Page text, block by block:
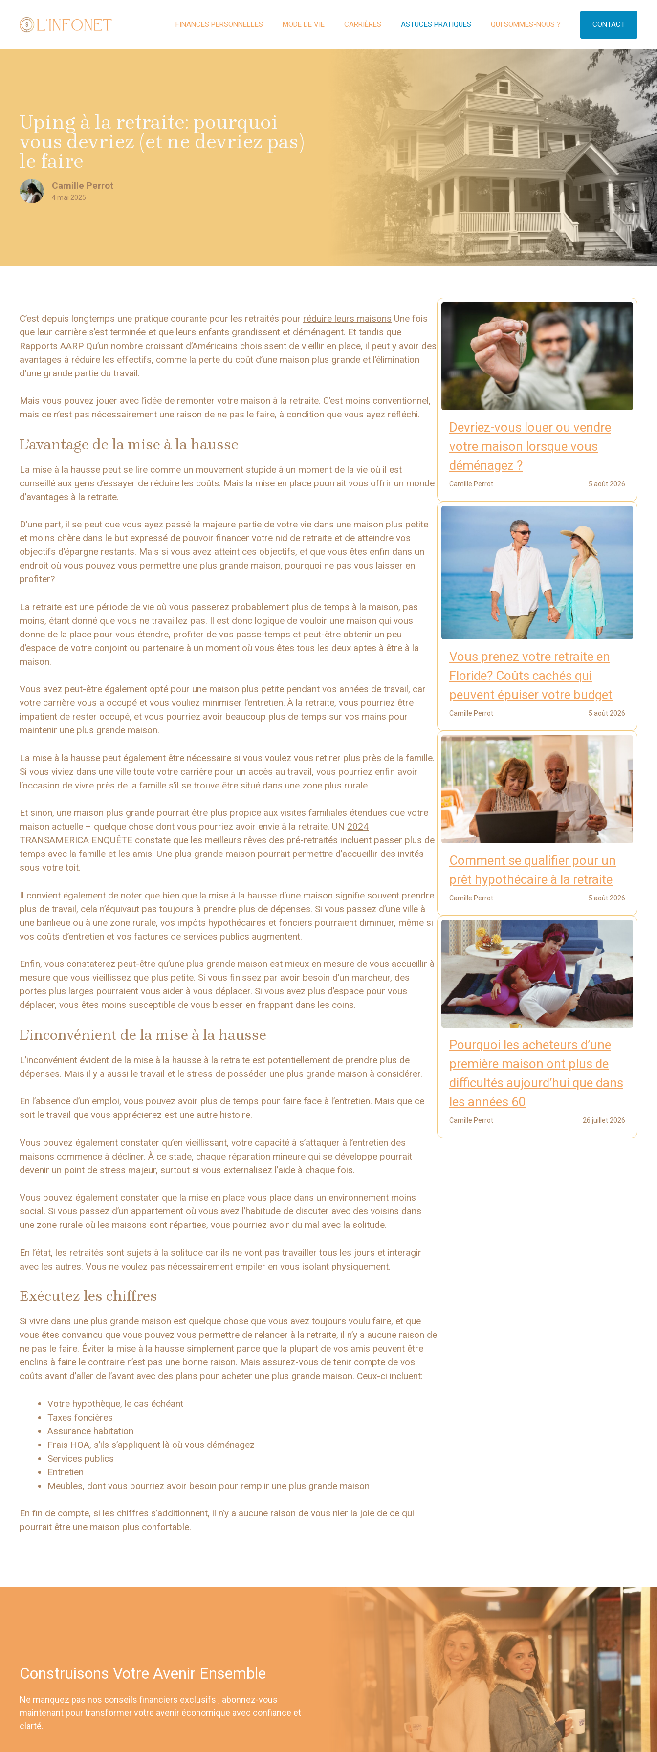
contenu
FINANCES PERSONNELLES MODE DE VIE CARRIÈRES ASTUCES PRATIQUES QUI SOMMES-NOUS ? CONTACT
Uping à la retraite: pourquoi
vous devriez (et ne devriez pas)
le faire
Camille Perrot
4 mai 2025
C’est depuis longtemps une pratique courante pour les retraités pour réduire leurs maisons Une fois
que leur carrière s’est terminée et que leurs enfants grandissent et déménagent. Et tandis que
Rapports AARP Qu’un nombre croissant d’Américains choisissent de vieillir en place, il peut y avoir des
avantages à réduire les effectifs, comme la perte du coût d’une maison plus grande et l’élimination
d’une grande partie du travail.
Mais vous pouvez jouer avec l’idée de remonter votre maison à la retraite. C’est moins conventionnel,
mais ce n’est pas nécessairement une raison de ne pas le faire, à condition que vous ayez réfléchi.
L’avantage de la mise à la hausse
La mise à la hausse peut se lire comme un mouvement stupide à un moment de la vie où il est
conseillé aux gens d’essayer de réduire les coûts. Mais la mise en place pourrait vous offrir un monde
d’avantages à la retraite.
D’une part, il se peut que vous ayez passé la majeure partie de votre vie dans une maison plus petite
et moins chère dans le but expressé de pouvoir financer votre nid de retraite et de atteindre vos
objectifs d’épargne restants. Mais si vous avez atteint ces objectifs, et que vous êtes enfin dans un
endroit où vous pouvez vous permettre une plus grande maison, pourquoi ne pas vous laisser en
profiter?
La retraite est une période de vie où vous passerez probablement plus de temps à la maison, pas
moins, étant donné que vous ne travaillez pas. Il est donc logique de vouloir une maison qui vous
donne de la place pour vous étendre, profiter de vos passe-temps et peut-être obtenir un peu
d’espace de votre conjoint ou partenaire à un moment où vous êtes tous les deux aptes à être à la
maison.
Vous avez peut-être également opté pour une maison plus petite pendant vos années de travail, car
votre carrière vous a occupé et vous vouliez minimiser l’entretien. À la retraite, vous pourriez être
impatient de rester occupé, et vous pourriez avoir beaucoup plus de temps sur vos mains pour
maintenir une plus grande maison.
La mise à la hausse peut également être nécessaire si vous voulez vous retirer plus près de la famille.
Si vous viviez dans une ville toute votre carrière pour un accès au travail, vous pourriez enfin avoir
l’occasion de vivre près de la famille s’il se trouve être situé dans une zone plus rurale.
Et sinon, une maison plus grande pourrait être plus propice aux visites familiales étendues que votre
maison actuelle – quelque chose dont vous pourriez avoir envie à la retraite. UN 2024
TRANSAMERICA ENQUÊTE constate que les meilleurs rêves des pré-retraités incluent passer plus de
temps avec la famille et les amis. Une plus grande maison pourrait permettre d’accueillir des invités
sous votre toit.
Il convient également de noter que bien que la mise à la hausse d’une maison signifie souvent prendre
plus de travail, cela n’équivaut pas toujours à prendre plus de dépenses. Si vous passez d’une ville à
une banlieue ou à une zone rurale, vos impôts hypothécaires et fonciers pourraient diminuer, même si
vos coûts d’entretien et vos factures de services publics augmentent.
Enfin, vous constaterez peut-être qu’une plus grande maison est mieux en mesure de vous accueillir à
mesure que vous vieillissez que plus petite. Si vous finissez par avoir besoin d’un marcheur, des
portes plus larges pourraient vous aider à vous déplacer. Si vous avez plus d’espace pour vous
déplacer, vous êtes moins susceptible de vous blesser en frappant dans les coins.
L’inconvénient de la mise à la hausse
L’inconvénient évident de la mise à la hausse à la retraite est potentiellement de prendre plus de
dépenses. Mais il y a aussi le travail et le stress de posséder une plus grande maison à considérer.
En l’absence d’un emploi, vous pouvez avoir plus de temps pour faire face à l’entretien. Mais que ce
soit le travail que vous apprécierez est une autre histoire.
Vous pouvez également constater qu’en vieillissant, votre capacité à s’attaquer à l’entretien des
maisons commence à décliner. À ce stade, chaque réparation mineure qui se développe pourrait
devenir un point de stress majeur, surtout si vous externalisez l’aide à chaque fois.
Vous pouvez également constater que la mise en place vous place dans un environnement moins
social. Si vous passez d’un appartement où vous avez l’habitude de discuter avec des voisins dans
une zone rurale où les maisons sont réparties, vous pourriez avoir du mal avec la solitude.
En l’état, les retraités sont sujets à la solitude car ils ne vont pas travailler tous les jours et interagir
avec les autres. Vous ne voulez pas nécessairement empiler en vous isolant physiquement.
Exécutez les chiffres
Si vivre dans une plus grande maison est quelque chose que vous avez toujours voulu faire, et que
vous êtes convaincu que vous pouvez vous permettre de relancer à la retraite, il n’y a aucune raison de
ne pas le faire. Éviter la mise à la hausse simplement parce que la plupart de vos amis peuvent être
enclins à faire le contraire n’est pas une bonne raison. Mais assurez-vous de tenir compte de vos
coûts avant d’aller de l’avant avec des plans pour acheter une plus grande maison. Ceux-ci incluent:
Votre hypothèque, le cas échéant
Taxes foncières
Assurance habitation
Frais HOA, s’ils s’appliquent là où vous déménagez
Services publics
Entretien
Meubles, dont vous pourriez avoir besoin pour remplir une plus grande maison
En fin de compte, si les chiffres s’additionnent, il n’y a aucune raison de vous nier la joie de ce qui
pourrait être une maison plus confortable.
Devriez-vous louer ou vendre
votre maison lorsque vous
déménagez ?
Camille Perrot 5 août 2026
Vous prenez votre retraite en
Floride? Coûts cachés qui
peuvent épuiser votre budget
Camille Perrot 5 août 2026
Comment se qualifier pour un
prêt hypothécaire à la retraite
Camille Perrot 5 août 2026
Pourquoi les acheteurs d’une
première maison ont plus de
difficultés aujourd’hui que dans
les années 60
Camille Perrot 26 juillet 2026
Construisons Votre Avenir Ensemble
Ne manquez pas nos conseils financiers exclusifs ; abonnez-vous
maintenant pour transformer votre avenir économique avec confiance et
clarté.